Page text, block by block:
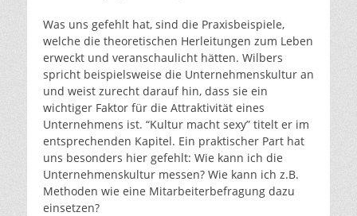
Was uns gefehlt hat, sind die Praxisbeispiele,
welche die theoretischen Herleitungen zum Leben
erweckt und veranschaulicht hätten. Wilbers
spricht beispielsweise die Unternehmenskultur an
und weist zurecht darauf hin, dass sie ein
wichtiger Faktor für die Attraktivität eines
Unternehmens ist. “Kultur macht sexy” titelt er im
entsprechenden Kapitel. Ein praktischer Part hat
uns besonders hier gefehlt: Wie kann ich die
Unternehmenskultur messen? Wie kann ich z.B.
Methoden wie eine Mitarbeiterbefragung dazu
einsetzen?